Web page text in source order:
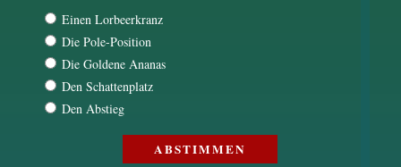
Einen Lorbeerkranz
Die Pole-Position
Die Goldene Ananas
Den Schattenplatz
Den Abstieg